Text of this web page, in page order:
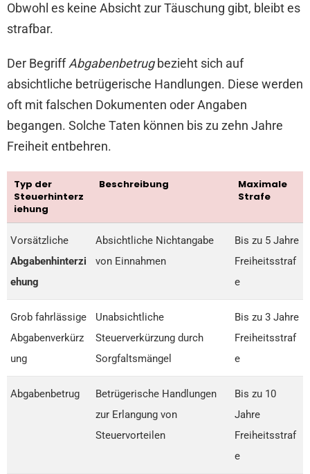
Obwohl es keine Absicht zur Täuschung gibt, bleibt es
strafbar.
Der BegriffAbgabenbetrugbezieht sich auf
absichtliche betrügerische Handlungen. Diese werden
oft mit falschen Dokumenten oder Angaben
begangen. Solche Taten können bis zu zehn Jahre
Freiheit entbehren.
Typ der
Steuerhinterz
iehung
Beschreibung
Maximale
Strafe
Vorsätzliche
Abgabenhinterzi
ehung
Absichtliche Nichtangabe
von Einnahmen
Bis zu 5 Jahre
Freiheitsstraf
e
Grob fahrlässige
Abgabenverkürz
ung
Unabsichtliche
Steuerverkürzung durch
Sorgfaltsmängel
Bis zu 3 Jahre
Freiheitsstraf
e
Abgabenbetrug
Betrügerische Handlungen
zur Erlangung von
Steuervorteilen
Bis zu 10
Jahre
Freiheitsstraf
e